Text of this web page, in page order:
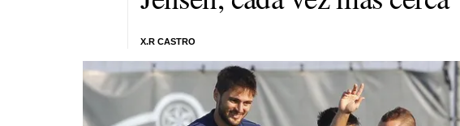
X.R CASTRO